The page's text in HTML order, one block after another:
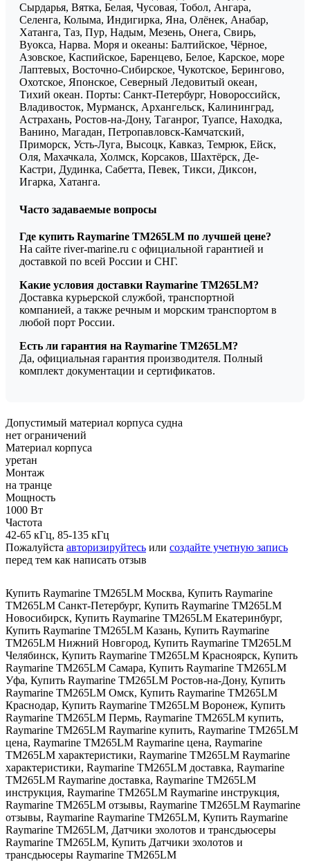
Сырдарья, Вятка, Белая, Чусовая, Тобол, Ангара,
Селенга, Колыма, Индигирка, Яна, Олёнек, Анабар,
Хатанга, Таз, Пур, Надым, Мезень, Онега, Свирь,
Вуокса, Нарва. Моря и океаны: Балтийское, Чёрное,
Азовское, Каспийское, Баренцево, Белое, Карское, море
Лаптевых, Восточно-Сибирское, Чукотское, Берингово,
Охотское, Японское, Северный Ледовитый океан,
Тихий океан. Порты: Санкт-Петербург, Новороссийск,
Владивосток, Мурманск, Архангельск, Калининград,
Астрахань, Ростов-на-Дону, Таганрог, Туапсе, Находка,
Ванино, Магадан, Петропавловск-Камчатский,
Приморск, Усть-Луга, Высоцк, Кавказ, Темрюк, Ейск,
Оля, Махачкала, Холмск, Корсаков, Шахтёрск, Де-
Кастри, Дудинка, Сабетта, Певек, Тикси, Диксон,
Игарка, Хатанга.
Часто задаваемые вопросы
Где купить Raymarine TM265LM по лучшей цене?
На сайте river-marine.ru с официальной гарантией и
доставкой по всей России и СНГ.
Какие условия доставки Raymarine TM265LM?
Доставка курьерской службой, транспортной
компанией, а также речным и морским транспортом в
любой порт России.
Есть ли гарантия на Raymarine TM265LM?
Да, официальная гарантия производителя. Полный
комплект документации и сертификатов.
Допустимый материал корпуса судна
нет ограничений
Материал корпуса
уретан
Монтаж
на транце
Мощность
1000 Вт
Частота
42-65 кГц, 85-135 кГц
Пожалуйста авторизируйтесь или создайте учетную запись
перед тем как написать отзыв
Купить Raymarine TM265LM Москва, Купить Raymarine
TM265LM Санкт-Петербург, Купить Raymarine TM265LM
Новосибирск, Купить Raymarine TM265LM Екатеринбург,
Купить Raymarine TM265LM Казань, Купить Raymarine
TM265LM Нижний Новгород, Купить Raymarine TM265LM
Челябинск, Купить Raymarine TM265LM Красноярск, Купить
Raymarine TM265LM Самара, Купить Raymarine TM265LM
Уфа, Купить Raymarine TM265LM Ростов-на-Дону, Купить
Raymarine TM265LM Омск, Купить Raymarine TM265LM
Краснодар, Купить Raymarine TM265LM Воронеж, Купить
Raymarine TM265LM Пермь, Raymarine TM265LM купить,
Raymarine TM265LM Raymarine купить, Raymarine TM265LM
цена, Raymarine TM265LM Raymarine цена, Raymarine
TM265LM характеристики, Raymarine TM265LM Raymarine
характеристики, Raymarine TM265LM доставка, Raymarine
TM265LM Raymarine доставка, Raymarine TM265LM
инструкция, Raymarine TM265LM Raymarine инструкция,
Raymarine TM265LM отзывы, Raymarine TM265LM Raymarine
отзывы, Raymarine Raymarine TM265LM, Купить Raymarine
Raymarine TM265LM, Датчики эхолотов и трансдьюсеры
Raymarine TM265LM, Купить Датчики эхолотов и
трансдьюсеры Raymarine TM265LM